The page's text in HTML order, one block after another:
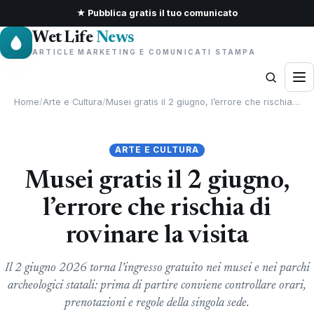
★ Pubblica gratis il tuo comunicato
Wet Life News
ARTICLE MARKETING E COMUNICATI STAMPA
Home/Arte e Cultura/Musei gratis il 2 giugno, l’errore che rischia…
ARTE E CULTURA
Musei gratis il 2 giugno,
l’errore che rischia di
rovinare la visita
Il 2 giugno 2026 torna l’ingresso gratuito nei musei e nei parchi
archeologici statali: prima di partire conviene controllare orari,
prenotazioni e regole della singola sede.